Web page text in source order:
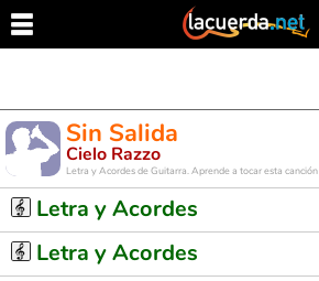
Sin Salida
Cielo Razzo
Letra y Acordes de Guitarra. Aprende a tocar esta canción
Letra y Acordes
Letra y Acordes